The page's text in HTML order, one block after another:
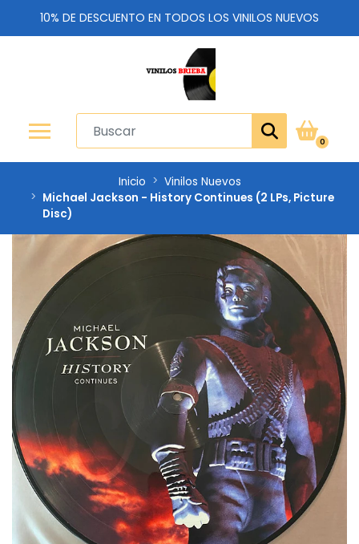
10% DE DESCUENTO EN TODOS LOS VINILOS NUEVOS
0
Inicio
Vinilos Nuevos
Michael Jackson - History Continues (2 LPs, Picture
Disc)